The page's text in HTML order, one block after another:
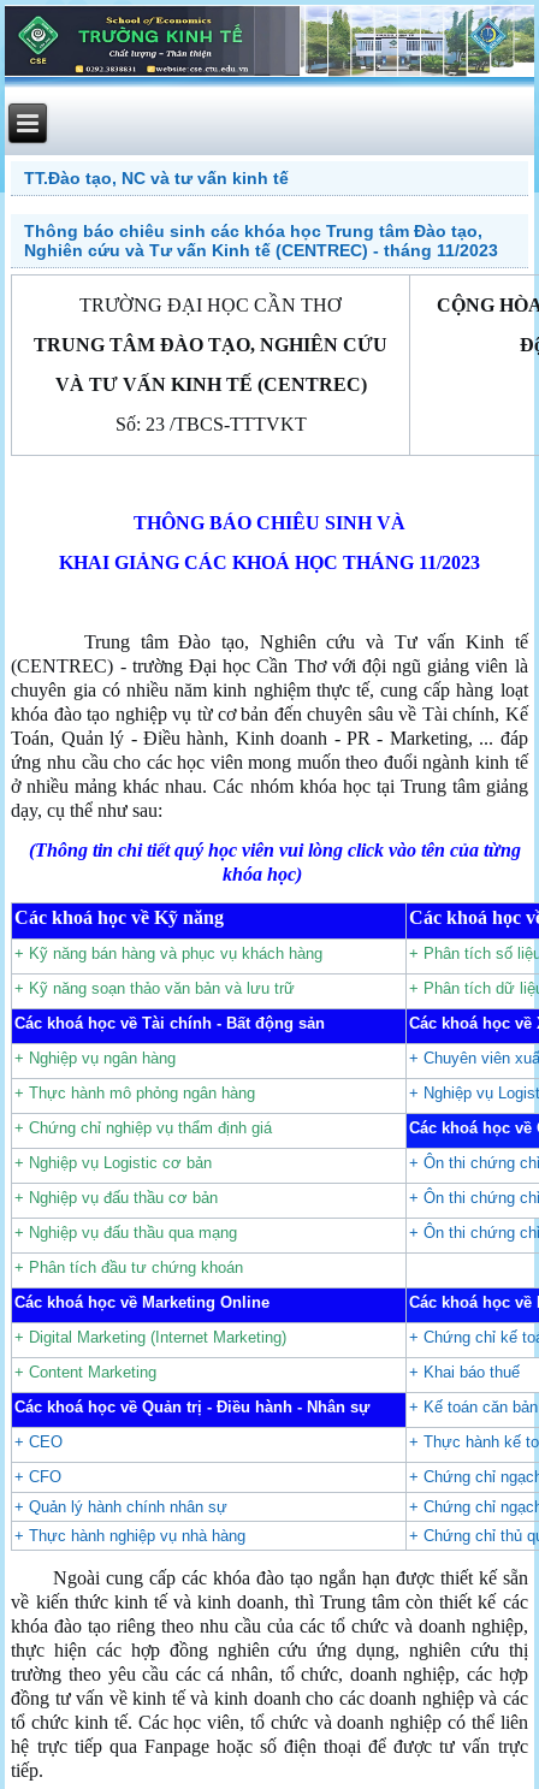
TT.Đào tạo, NC và tư vấn kinh tế
Thông báo chiêu sinh các khóa học Trung tâm Đào tạo,
Nghiên cứu và Tư vấn Kinh tế (CENTREC) - tháng 11/2023
TRƯỜNG ĐẠI HỌC CẦN THƠ
TRUNG TÂM ĐÀO TẠO, NGHIÊN CỨU
VÀ TƯ VẤN KINH TẾ (CENTREC)
Số: 23 /TBCS-TTTVKT
CỘNG
THÔNG BÁO CHIÊU SINH VÀ
KHAI GIẢNG CÁC KHOÁ HỌC THÁNG 11/2023
Trung tâm Đào tạo, Nghiên cứu và Tư vấn Kinh tế
(CENTREC) - trường Đại học Cần Thơ với đội ngũ giảng viên là
chuyên gia có nhiều năm kinh nghiệm thực tế, cung cấp hàng loạt
khóa đào tạo nghiệp vụ từ cơ bản đến chuyên sâu về Tài chính, Kế
Toán, Quản lý - Điều hành, Kinh doanh - PR - Marketing, ... đáp
ứng nhu cầu cho các học viên mong muốn theo đuổi ngành kinh tế
ở nhiều mảng khác nhau. Các nhóm khóa học tại Trung tâm giảng
dạy, cụ thể như sau:
(Thông tin chi tiết quý học viên vui lòng click vào tên của từng
khóa học)
Các khoá học về Kỹ năng Các khoá học
+ Kỹ năng bán hàng và phục vụ khách hàng
+ Phân tích số
+ Kỹ năng soạn thảo văn bản và lưu trữ
+ Phân tích dữ
Các khoá học về Tài chính - Bất động sản
Các khoá học
+ Nghiệp vụ ngân hàng
+ Chuyên viên
+ Thực hành mô phỏng ngân hàng
+ Nghiệp vụ
+ Chứng chỉ nghiệp vụ thẩm định giá
Các khoá học
+ Nghiệp vụ Logistic cơ bản
+ Ôn thi chứng
+ Nghiệp vụ đấu thầu cơ bản
+ Ôn thi chứng
+ Nghiệp vụ đấu thầu qua mạng
+ Ôn thi chứng
+ Phân tích đầu tư chứng khoán
Các khoá học về Marketing Online
Các khoá học về
+ Digital Marketing (Internet Marketing)
+ Chứng chỉ kế
+ Content Marketing
+ Khai báo thuế
Các khoá học về Quản trị - Điều hành - Nhân sự
+ Kế toán căn bản
+ CEO
+ Thực hành kế
+ CFO
+ Chứng chỉ
+ Quản lý hành chính nhân sự
+ Chứng chỉ
+ Thực hành nghiệp vụ nhà hàng
+ Chứng chỉ thủ
Ngoài cung cấp các khóa đào tạo ngắn hạn được thiết kế sẵn
về kiến thức kinh tế và kinh doanh, thì Trung tâm còn thiết kế các
khóa đào tạo riêng theo nhu cầu của các tổ chức và doanh nghiệp,
thực hiện các hợp đồng nghiên cứu ứng dụng, nghiên cứu thị
trường theo yêu cầu các cá nhân, tổ chức, doanh nghiệp, các hợp
đồng tư vấn về kinh tế và kinh doanh cho các doanh nghiệp và các
tổ chức kinh tế. Các học viên, tổ chức và doanh nghiệp có thể liên
hệ trực tiếp qua Fanpage hoặc số điện thoại để được tư vấn trực
tiếp.